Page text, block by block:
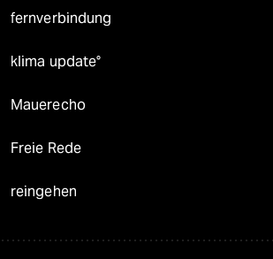
fernverbindung
klima update°
Mauerecho
Freie Rede
reingehen